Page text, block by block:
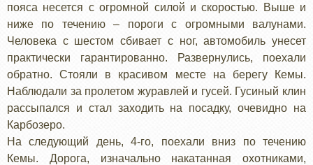
пояса несется с огромной силой и скоростью. Выше и
ниже по течению – пороги с огромными валунами.
Человека с шестом сбивает с ног, автомобиль унесет
практически гарантированно. Развернулись, поехали
обратно. Стояли в красивом месте на берегу Кемы.
Наблюдали за пролетом журавлей и гусей. Гусиный клин
рассыпался и стал заходить на посадку, очевидно на
Карбозеро.
На следующий день, 4-го, поехали вниз по течению
Кемы. Дорога, изначально накатанная охотниками,